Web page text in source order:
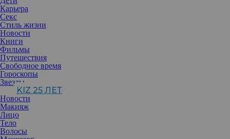
Карьера
Секс
Стиль жизни
Новости
Книги
Фильмы
Путешествия
Свободное время
Гороскопы
Звезды
KIZ 25 ЛЕТ
Новости
Макияж
Лицо
Тело
Волосы
Шикарные волосы – это и магнит для мужчин, и отличное
средство для повышения самооценки. Даже если вы привыкли к
определенному стилю и любите свое отражение в зеркале,
иногда перемены просто необходимы.
Неудача на личном фронте
Если вы недавно прекратили отношения, то поход в салон – это
лучшее решение. Смена стиля заставит вас взглянуть по-новому
как на себя, так и на все, что вас окружает. Новая форма и цвет
подарят больше уверенности и позволят посмотреть на
ситуацию под совершенно иным углом.
Вы хотите совершить что-то, чего сами не ожидали
Гораздо лучше рассуждать на тему всего, что происходит в